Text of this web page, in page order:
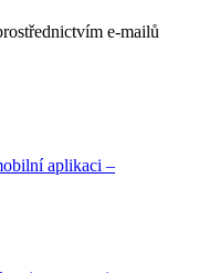
e-mailů
aplikaci –